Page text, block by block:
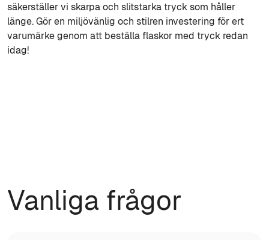
säkerställer vi skarpa och slitstarka tryck som håller
länge. Gör en miljövänlig och stilren investering för ert
varumärke genom att beställa flaskor med tryck redan
idag!
Vanliga frågor